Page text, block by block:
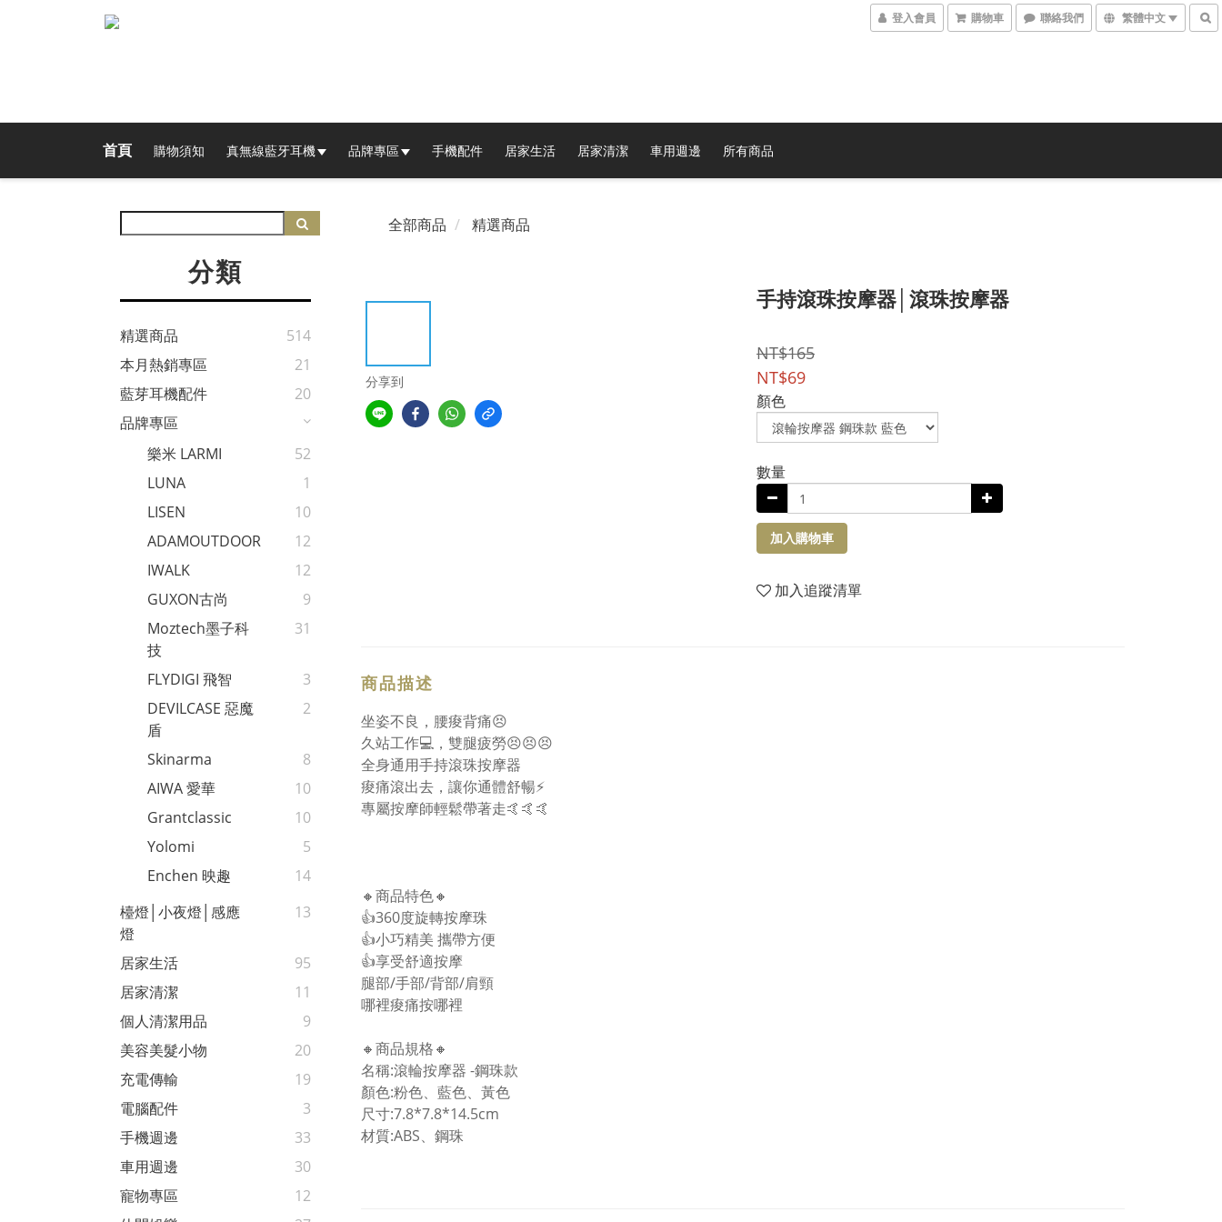
登入會員 購物車 聯絡我們 繁體中文
首頁 購物須知 真無線藍牙耳機 品牌專區 手機配件 居家生活 居家清潔 車用週邊 所有商品
分類
精選商品
514
本月熱銷專區
21
藍芽耳機配件
20
品牌專區
樂米 LARMI
52
LUNA
1
LISEN
10
ADAMOUTDOOR
12
IWALK
12
GUXON古尚
9
Moztech墨子科
技
31
FLYDIGI 飛智
3
DEVILCASE 惡魔
盾
2
Skinarma
8
AIWA 愛華
10
Grantclassic
10
Yolomi
5
Enchen 映趣
14
檯燈│小夜燈│感應
燈
13
居家生活
95
居家清潔
11
個人清潔用品
9
美容美髮小物
20
充電傳輸
19
電腦配件
3
手機週邊
33
車用週邊
30
寵物專區
12
全部商品 精選商品
分享到
手持滾珠按摩器│滾珠按摩器
NT$165
NT$69
顏色
數量
加入購物車
加入追蹤清單
商品描述
坐姿不良，腰痠背痛😣
久站工作💻，雙腿疲勞😣😣😣
全身通用手持滾珠按摩器
痠痛滾出去，讓你通體舒暢⚡
專屬按摩師輕鬆帶著走🤙🤙🤙
🔸商品特色🔸
👍️360度旋轉按摩珠
👍️小巧精美 攜帶方便
👍️享受舒適按摩
腿部/手部/背部/肩頸
哪裡痠痛按哪裡
🔸商品規格🔸
名稱:滾輪按摩器 -鋼珠款
顏色:粉色、藍色、黃色
尺寸:7.8*7.8*14.5cm
材質:ABS、鋼珠